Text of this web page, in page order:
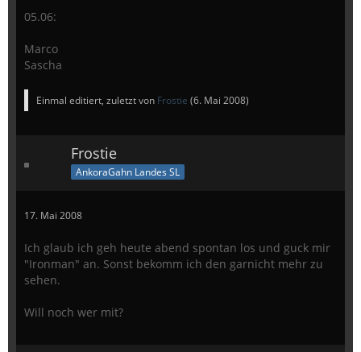
05.06:
Marco
Sascha
Einmal editiert, zuletzt von Frostie (6. Mai 2008)
Frostie
AnkoraGahn Landes SL
17. Mai 2008
Ich glaub ich geh heute abend spontan los und guck mir
"Ironman" an. Sonst bekomm ich den garnicht mehr zu
sehen.
Will noch wer mit?